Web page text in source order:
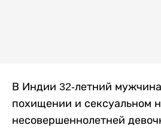
В Индии 32-летний
похищении и сексуальном
несовершеннолетней